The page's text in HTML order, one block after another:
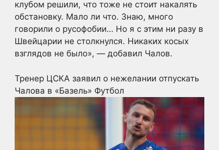
клубом решили, что тоже не стоит накалять
обстановку. Мало ли что. Знаю, много
говорили о русофобии… Но я с этим ни разу в
Швейцарии не столкнулся. Никаких косых
взглядов не было», — добавил Чалов.
Тренер ЦСКА заявил о нежелании отпускать
Чалова в «Базель» Футбол